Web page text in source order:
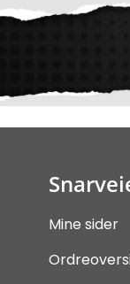
Mine sider